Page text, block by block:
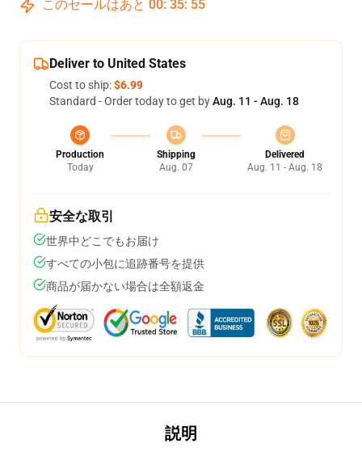
このセールはあと 00: 35: 54
Deliver to United States
Cost to ship:$6.99
Standard - Order today to get byAug. 11 - Aug. 18
Production
Today
Shipping
Aug. 07
Delivered
Aug. 11 - Aug. 18
安全な取引
世界中どこでもお届け
すべての小包に追跡番号を提供
商品が届かない場合は全額返金
説明